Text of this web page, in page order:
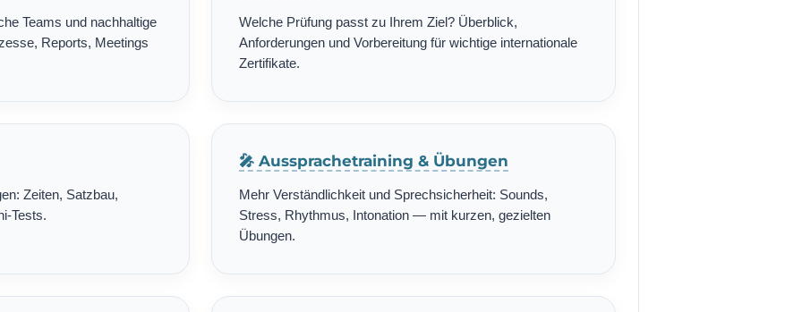
Teams und nachhaltige
Reports, Meetings
Welche Prüfung passt zu Ihrem Ziel? Überblick,
Anforderungen und Vorbereitung für wichtige internationale
Zertifikate.
Zeiten, Satzbau,
Tests.
🎤 Aussprachetraining & Übungen
Mehr Verständlichkeit und Sprechsicherheit: Sounds,
Stress, Rhythmus, Intonation — mit kurzen, gezielten
Übungen.